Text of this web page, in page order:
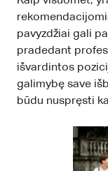
pavyzdžiai gali
pradedant
išvardintos
galimybę save
būdu nuspręsti